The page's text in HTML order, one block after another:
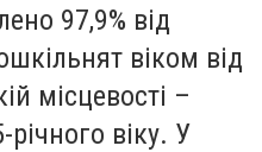
97,9% від
віком від
місцевості –
річного віку. У